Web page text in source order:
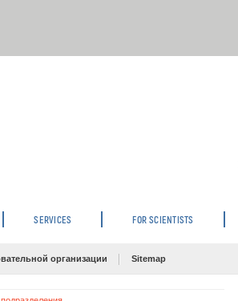
SERVICES FOR SCIENTISTS
организации Sitemap